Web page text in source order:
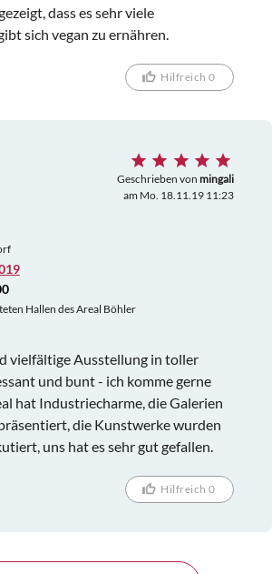
dass es sehr viele
sich vegan zu ernähren.
Hilfreich 0
Geschrieben von mingali
am Mo. 18.11.19 11:23
Hallen des Areal Böhler
vielfältige Ausstellung in toller
und bunt - ich komme gerne
hat Industriecharme, die Galerien
die Kunstwerke wurden
uns hat es sehr gut gefallen.
Hilfreich 0